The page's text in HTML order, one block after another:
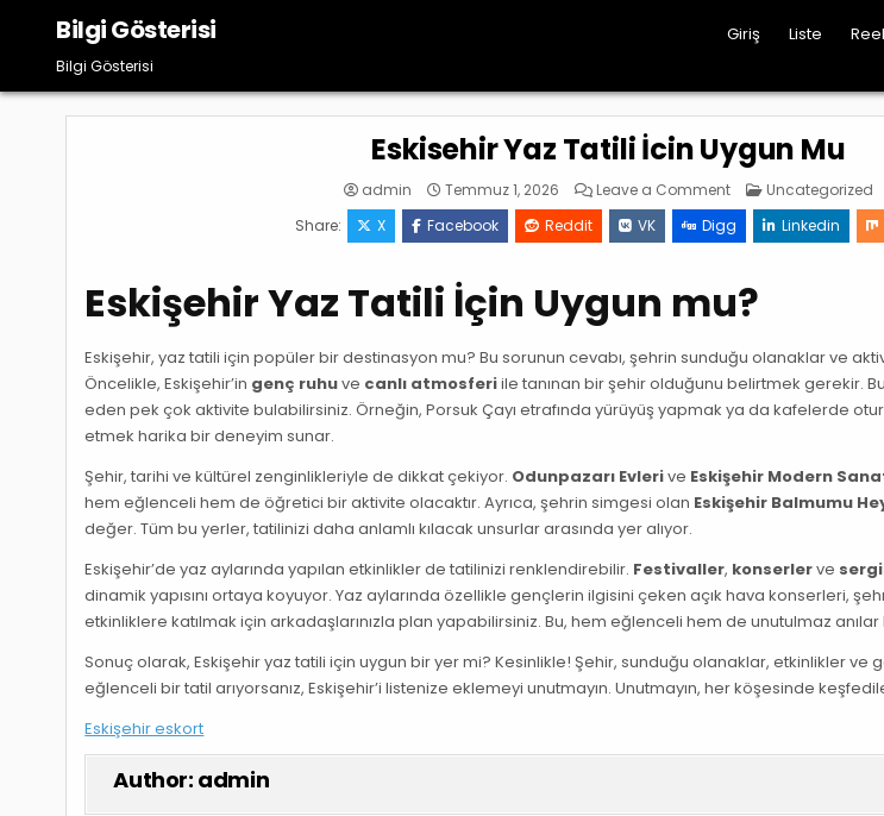
content
Bilgi Gösterisi
Bilgi Gösterisi
Giriş Liste
Eskisehir Yaz Tatili İcin Uygun Mu
admin Temmuz 1, 2026 Leave a Commenton
Eskisehir
Tatili
İcin
Posted
Uncategorized
Share:
X Facebook Reddit VK Digg Linkedin
Eskişehir Yaz Tatili İçin Uygun mu?
Eskişehir, yaz tatili için popüler bir destinasyon mu? Bu sorunun cevabı, şehrin sunduğu olanaklar ve
Öncelikle, Eskişehir’in genç ruhuve canlı atmosferiile tanınan bir şehir olduğunu belirtmek gerekir.
eden pek çok aktivite bulabilirsiniz. Örneğin, Porsuk Çayı etrafında yürüyüş yapmak ya da kafelerde
etmek harika bir deneyim sunar.
Şehir, tarihi ve kültürel zenginlikleriyle de dikkat çekiyor. Odunpazarı Evlerive Eskişehir Modern
hem eğlenceli hem de öğretici bir aktivite olacaktır. Ayrıca, şehrin simgesi olan Eskişehir Balmumu
değer. Tüm bu yerler, tatilinizi daha anlamlı kılacak unsurlar arasında yer alıyor.
Eskişehir’de yaz aylarında yapılan etkinlikler de tatilinizi renklendirebilir. Festivaller, konserlerve
dinamik yapısını ortaya koyuyor. Yaz aylarında özellikle gençlerin ilgisini çeken açık hava konserleri,
etkinliklere katılmak için arkadaşlarınızla plan yapabilirsiniz. Bu, hem eğlenceli hem de unutulmaz
Sonuç olarak, Eskişehir yaz tatili için uygun bir yer mi? Kesinlikle! Şehir, sunduğu olanaklar, etkinlikler ve
eğlenceli bir tatil arıyorsanız, Eskişehir’i listenize eklemeyi unutmayın. Unutmayın, her köşesinde
Eskişehir eskort
Author: admin